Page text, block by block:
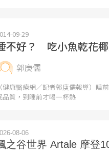
09-29
不好？ 吃小魚乾花
郭庚儒
（健康醫療網／記者郭庚儒報導）睡
品質，到睡前才喝一杯熱